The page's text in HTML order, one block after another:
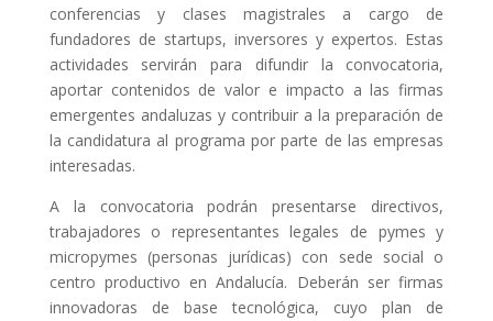
conferencias y clases magistrales a cargo de
fundadores de startups, inversores y expertos. Estas
actividades servirán para difundir la convocatoria,
aportar contenidos de valor e impacto a las firmas
emergentes andaluzas y contribuir a la preparación de
la candidatura al programa por parte de las empresas
interesadas.
A la convocatoria podrán presentarse directivos,
trabajadores o representantes legales de pymes y
micropymes (personas jurídicas) con sede social o
centro productivo en Andalucía. Deberán ser firmas
innovadoras de base tecnológica, cuyo plan de